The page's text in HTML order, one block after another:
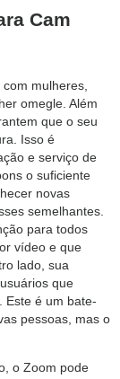
Cam
mulheres,
omegle. Além
que o seu
Isso é
e serviço de
o suficiente
novas
semelhantes.
para todos
vídeo e que
lado, sua
que
Este é um bate-
pessoas, mas o
o Zoom pode